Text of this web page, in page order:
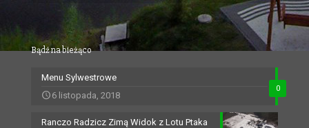
Bądź na bieżąco
0
Menu Sylwestrowe
6 listopada, 2018
Ranczo Radzicz Zimą Widok z Lotu Ptaka